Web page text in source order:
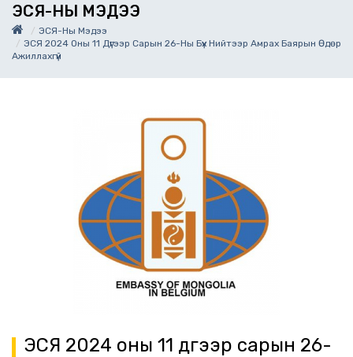
ЭСЯ-НЫ МЭДЭЭ
ЭСЯ-Ны Мэдээ
ЭСЯ 2024 Оны 11 Дүгээр Сарын 26-Ны Бүх Нийтээр Амрах Баярын Өдөр
Ажиллахгүй
ЭСЯ 2024 оны 11 дүгээр сарын 26-